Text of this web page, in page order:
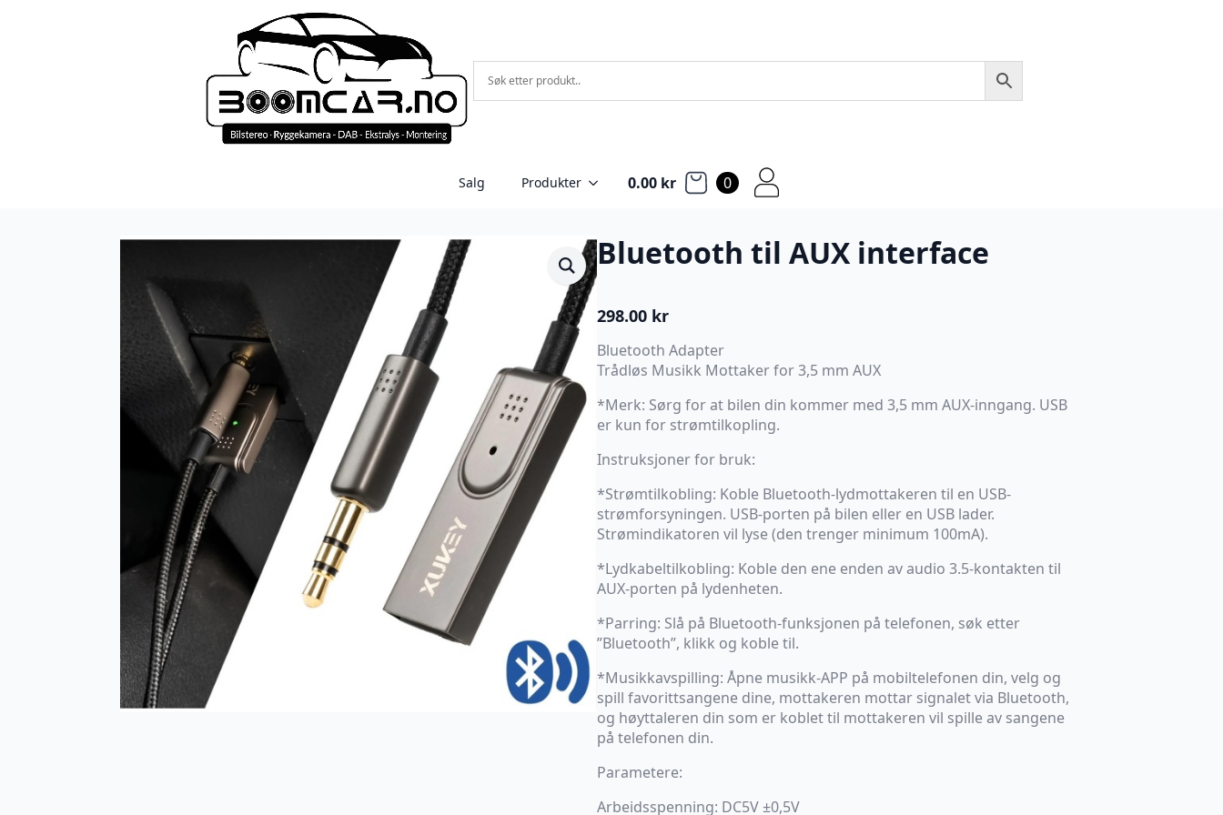
Salg Produkter 0.00 kr 0
Bluetooth til AUX interface
298.00 kr
Bluetooth Adapter
Trådløs Musikk Mottaker for 3,5 mm AUX
*Merk: Sørg for at bilen din kommer med 3,5 mm AUX-inngang. USB
er kun for strømtilkopling.
Instruksjoner for bruk:
*Strømtilkobling: Koble Bluetooth-lydmottakeren til en USB-
strømforsyningen. USB-porten på bilen eller en USB lader.
Strømindikatoren vil lyse (den trenger minimum 100mA).
*Lydkabeltilkobling: Koble den ene enden av audio 3.5-kontakten til
AUX-porten på lydenheten.
*Parring: Slå på Bluetooth-funksjonen på telefonen, søk etter
”Bluetooth”, klikk og koble til.
*Musikkavspilling: Åpne musikk-APP på mobiltelefonen din, velg og
spill favorittsangene dine, mottakeren mottar signalet via Bluetooth,
og høyttaleren din som er koblet til mottakeren vil spille av sangene
på telefonen din.
Parametere:
Arbeidsspenning: DC5V ±0,5V